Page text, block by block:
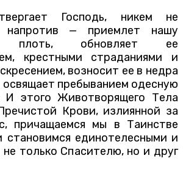
Господь, никем не
напротив — приемлет нашу
плоть, обновляет ее
крестными страданиями и
возносит ее в недра
пребыванием одесную
И этого Животворящего Тела
Крови, излиянной за
причащаемся мы в Таинстве
становимся единотелесными и
только Спасителю, но и друг